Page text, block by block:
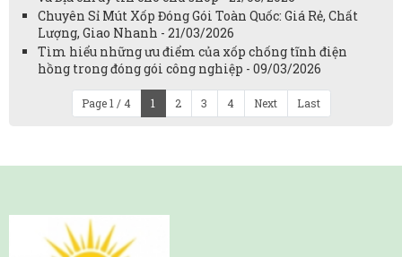
Chuyên Sỉ Mút Xốp Đóng Gói Toàn Quốc: Giá Rẻ, Chất
Lượng, Giao Nhanh - 21/03/2026
Tìm hiểu những ưu điểm của xốp chống tĩnh điện
hồng trong đóng gói công nghiệp - 09/03/2026
Page 1 / 4 1 2 3 4 Next Last